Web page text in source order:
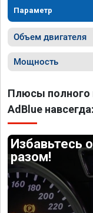
Параметр
Объем двигателя
Мощность
Плюсы полного
AdBlue навсегда:
Избавьтесь
разом!